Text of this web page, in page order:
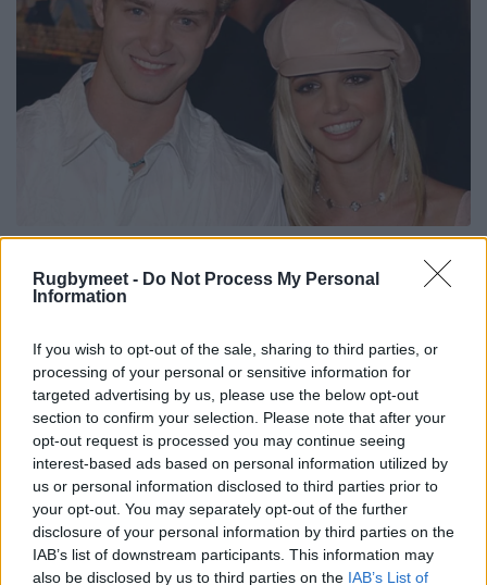
Rugbymeet - Do Not Process My Personal
Information
If you wish to opt-out of the sale, sharing to third parties, or
processing of your personal or sensitive information for
targeted advertising by us, please use the below opt-out
section to confirm your selection. Please note that after your
opt-out request is processed you may continue seeing
interest-based ads based on personal information utilized by
us or personal information disclosed to third parties prior to
your opt-out. You may separately opt-out of the further
disclosure of your personal information by third parties on the
IAB’s list of downstream participants. This information may
also be disclosed by us to third parties on the IAB’s List of